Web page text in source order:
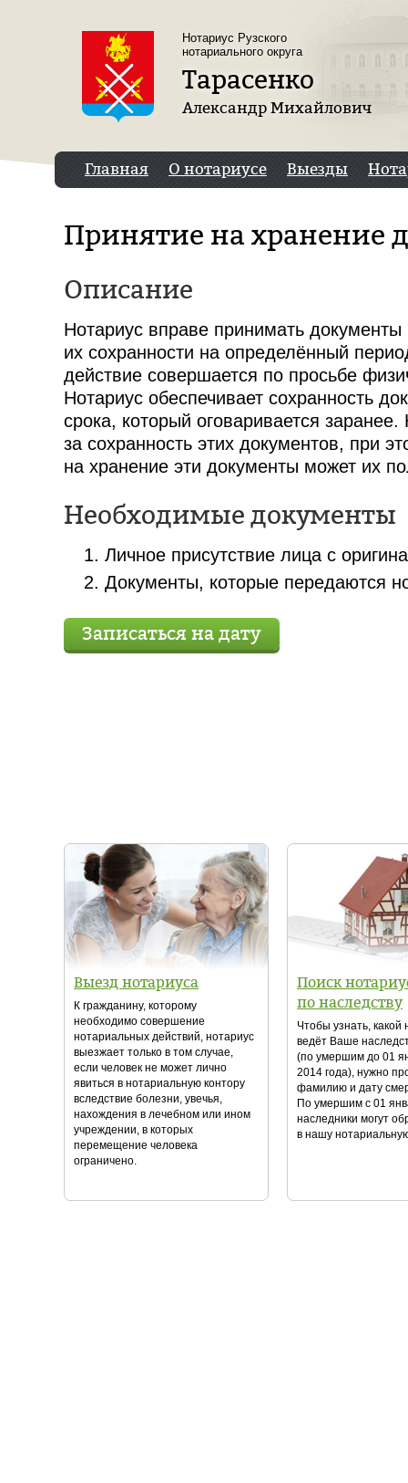
Нотариус Рузского
нотариального округа
Тарасенко
Александр Михайлович
Главная О нотариусе Выезды
Принятие на хранение
Описание
Нотариус вправе принимать
их сохранности на определённый
действие совершается по просьбе
Нотариус обеспечивает сохранность
срока, который оговаривается заранее.
за сохранность этих документов, при
на хранение эти документы может их
Необходимые документы
Личное присутствие лица с
Документы, которые передаются
Записаться на дату
Выезд нотариуса
К гражданину, которому
необходимо совершение
нотариальных действий, нотариус
выезжает только в том случае,
если человек не может лично
явиться в нотариальную контору
вследствие болезни, увечья,
нахождения в лечебном или ином
учреждении, в которых
перемещение человека
ограничено.
Поиск
по наследству
Чтобы узнать, какой
ведёт Ваше
(по умершим до 01
2014 года), нужно
фамилию и дату
По умершим с 01
наследники могут
в нашу